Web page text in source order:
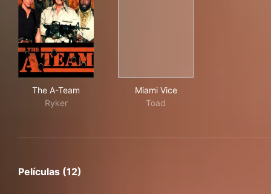
The A-Team
Ryker
Miami Vice
Toad
Películas (12)